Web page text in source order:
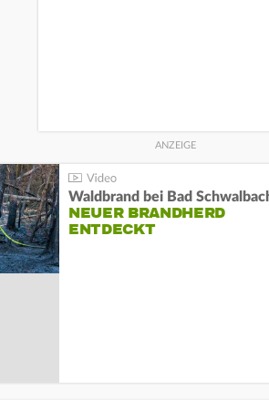
Waldbrand bei Bad
NEUER BRANDHERD
ENTDECKT